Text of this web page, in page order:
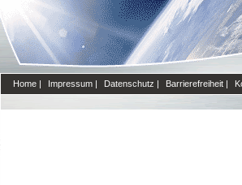
Home | Impressum | Datenschutz | Barrierefreiheit |